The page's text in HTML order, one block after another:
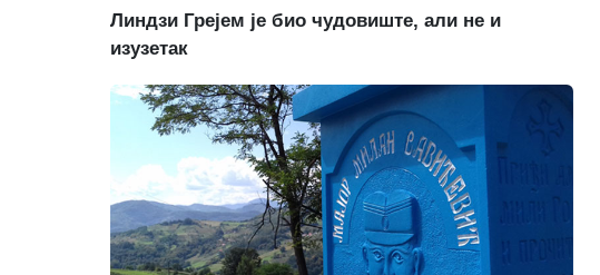
Линдзи Грејем је био чудовиште, али не и
изузетак